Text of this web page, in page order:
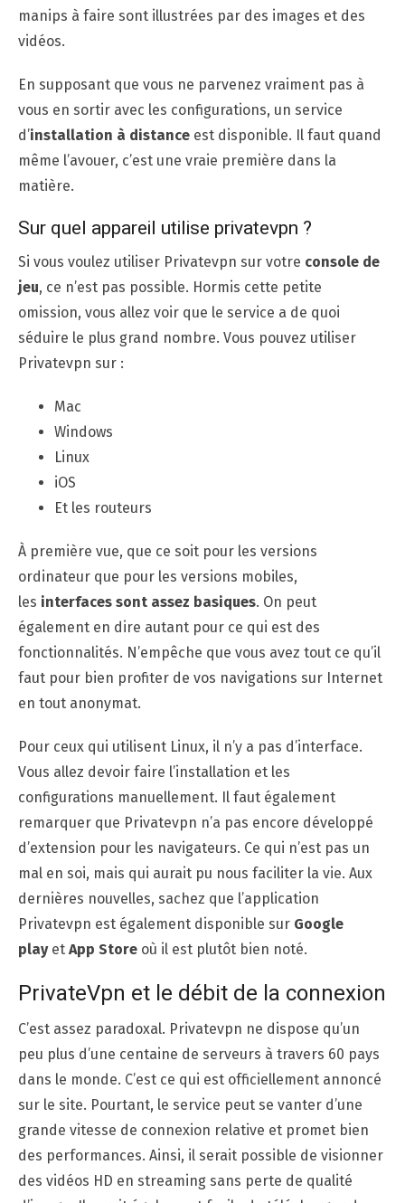
manips à faire sont illustrées par des images et des
vidéos.
En supposant que vous ne parvenez vraiment pas à
vous en sortir avec les configurations, un service
d’installation à distance est disponible. Il faut quand
même l’avouer, c’est une vraie première dans la
matière.
Sur quel appareil utilise privatevpn ?
Si vous voulez utiliser Privatevpn sur votre console de
jeu, ce n’est pas possible. Hormis cette petite
omission, vous allez voir que le service a de quoi
séduire le plus grand nombre. Vous pouvez utiliser
Privatevpn sur :
Mac
Windows
Linux
iOS
Et les routeurs
À première vue, que ce soit pour les versions
ordinateur que pour les versions mobiles,
les interfaces sont assez basiques. On peut
également en dire autant pour ce qui est des
fonctionnalités. N’empêche que vous avez tout ce qu’il
faut pour bien profiter de vos navigations sur Internet
en tout anonymat.
Pour ceux qui utilisent Linux, il n’y a pas d’interface.
Vous allez devoir faire l’installation et les
configurations manuellement. Il faut également
remarquer que Privatevpn n’a pas encore développé
d’extension pour les navigateurs. Ce qui n’est pas un
mal en soi, mais qui aurait pu nous faciliter la vie. Aux
dernières nouvelles, sachez que l’application
Privatevpn est également disponible sur Google
playet App Store où il est plutôt bien noté.
PrivateVpn et le débit de la connexion
C’est assez paradoxal. Privatevpn ne dispose qu’un
peu plus d’une centaine de serveurs à travers 60 pays
dans le monde. C’est ce qui est officiellement annoncé
sur le site. Pourtant, le service peut se vanter d’une
grande vitesse de connexion relative et promet bien
des performances. Ainsi, il serait possible de visionner
des vidéos HD en streaming sans perte de qualité